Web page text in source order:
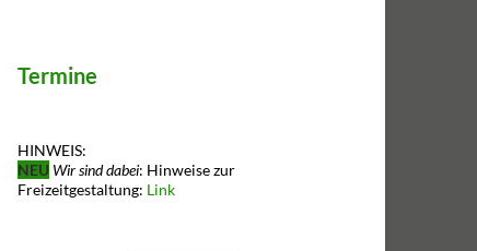
Termine
HINWEIS:
NEU Wir sind dabei: Hinweise zur
Freizeitgestaltung: Link